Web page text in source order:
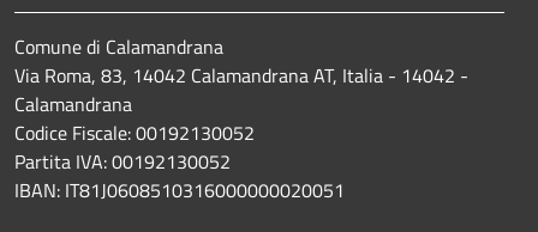
Comune di Calamandrana
Via Roma, 83, 14042 Calamandrana AT, Italia - 14042 -
Calamandrana
Codice Fiscale: 00192130052
Partita IVA: 00192130052
IBAN: IT81J0608510316000000020051